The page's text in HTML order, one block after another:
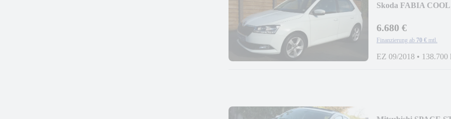
Skoda FABIA
6.680 €
Finanzierung ab 70 € mtl.
EZ 09/2018 • 138.700